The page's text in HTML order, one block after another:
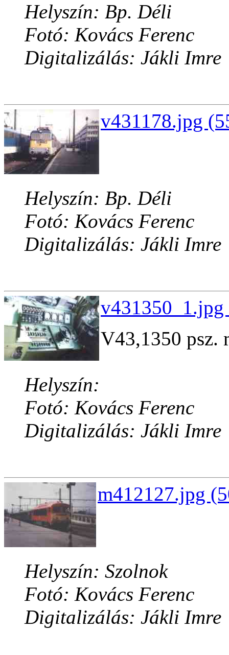
Helyszín: Bp. Déli
Fotó: Kovács Ferenc
Digitalizálás: Jákli Imre
v431178.jpg
Helyszín: Bp. Déli
Fotó: Kovács Ferenc
Digitalizálás: Jákli Imre
V43,1350 psz.
Helyszín:
Fotó: Kovács Ferenc
Digitalizálás: Jákli Imre
m412127.jpg
Helyszín: Szolnok
Fotó: Kovács Ferenc
Digitalizálás: Jákli Imre